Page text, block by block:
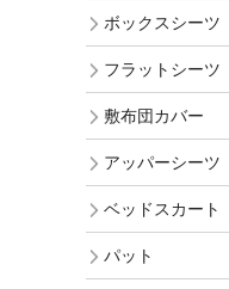
ボックスシーツ
フラットシーツ
敷布団カバー
アッパーシーツ
ベッドスカート
パット